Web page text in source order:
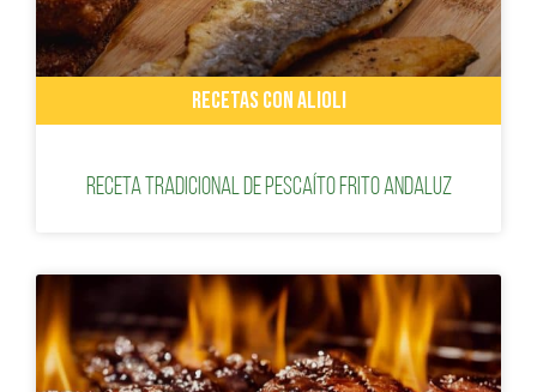
RECETAS CON ALIOLI
Receta tradicional de pescaíto frito andaluz